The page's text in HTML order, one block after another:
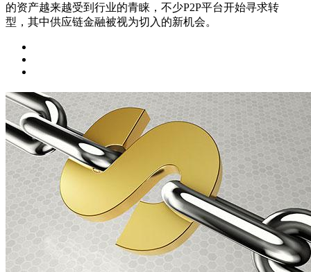
的资产越来越受到行业的青睐，不少P2P平台开始寻求转
型，其中供应链金融被视为切入的新机会。